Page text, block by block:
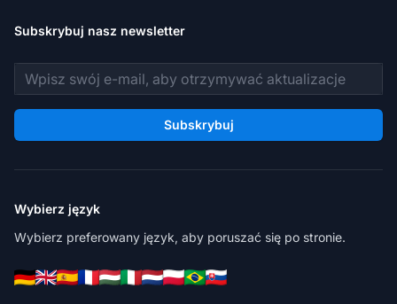
Subskrybuj nasz newsletter
Adres e-mail
Subskrybuj
Wybierz język
Wybierz preferowany język, aby poruszać się po stronie.